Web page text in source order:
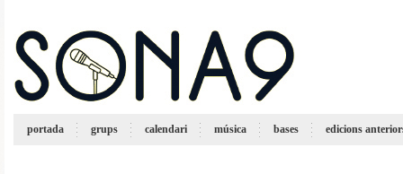
portada grups calendari música bases edicions